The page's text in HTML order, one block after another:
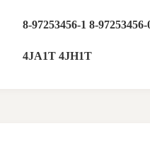
8-97253456-1 8-
4JA1T 4JH1T